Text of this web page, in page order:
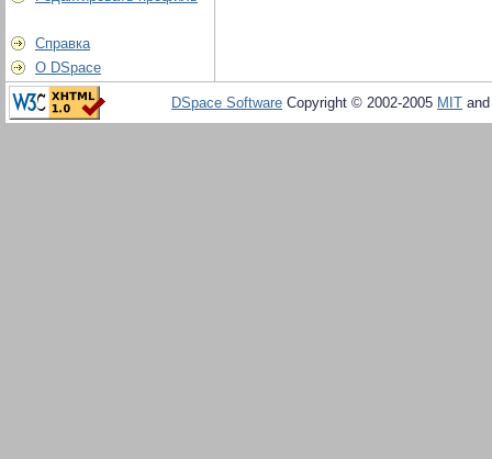
Справка
О DSpace
DSpace Software Copyright © 2002-2005 MIT